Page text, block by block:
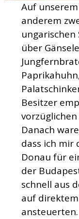
Auf
anderem
ungarischen
über
Besitzer
Danach
dass ich mir
Donau für
der
schnell aus
auf
ansteuerten.